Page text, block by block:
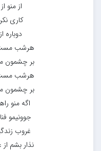
از منو
کاری
دوباره
هرشب مست
بر چشمون
هرشب مست
بر چشمون
اگه منو
جوونیمو
غروب
نذار بشم